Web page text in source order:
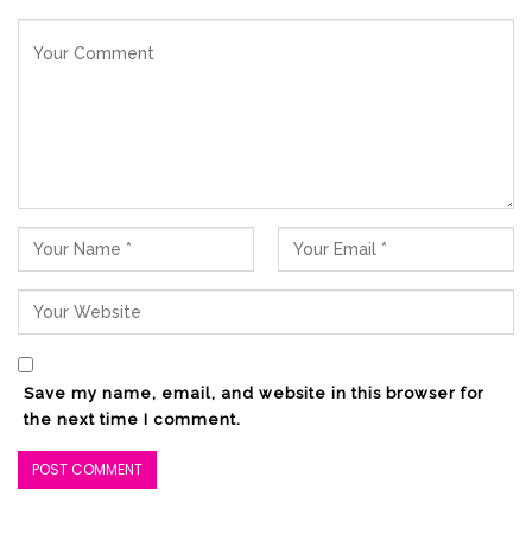
Save my name, email, and website in this browser for
the next time I comment.